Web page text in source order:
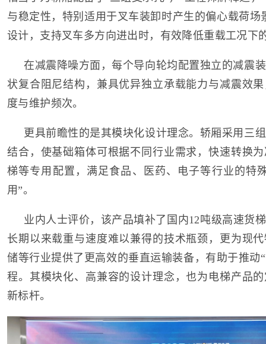
与稳定性，特别适用于叉车装卸时产生的偏心载荷场
设计，支持叉车多方向进出时，有效降低重载工况下
在减震降噪方面，每个导向轮均配置独立的减震
状复合阻尼结构，兼具优异独立承载能力与减震效
度与维护频次。
更具前瞻性的是其模块化设计理念。轿厢采用三
结合，使基础箱体可根据不同行业需求，快速转换
梯等专用配置，满足食品、医药、电子等行业的特
用”。
业内人士评价，该产品填补了国内12吨级高速货
长期以来载重与速度难以兼得的技术瓶颈，更为现
储等行业提供了更高效的垂直运输装备，有助于推动
程。其模块化、高兼容的设计理念，也为电梯产品
新标杆。